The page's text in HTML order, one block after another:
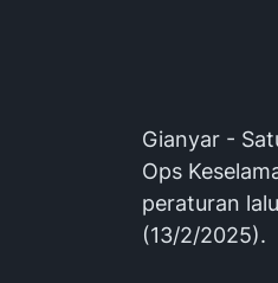
Gianyar -
Ops
peraturan
(13/2/2025).